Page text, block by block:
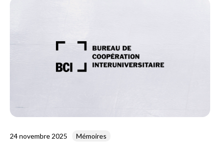
24 novembre 2025 Mémoires